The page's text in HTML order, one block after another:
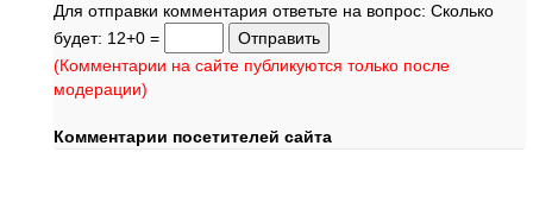
Для отправки комментария ответьте на вопрос: Сколько
будет: 12+0 =
(Комментарии на сайте публикуются только после
модерации)
Комментарии посетителей сайта